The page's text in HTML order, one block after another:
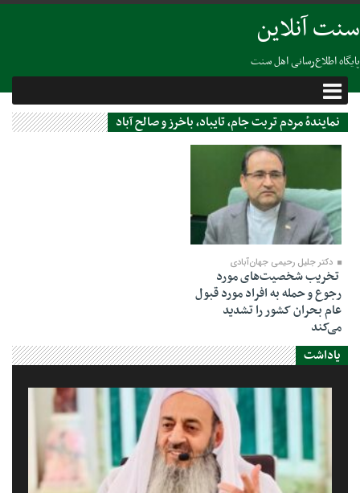
سنت آنلاین
پایگاه اطلاع‌رسانی اهل سنت
نمايندهٔ مردم تربت جام، تايباد، باخرز و صالح آباد
30 نوامبر 2022
دکتر جلیل رحیمی جها‌ن‌آبادی
تخریب شخصیت‌های مورد
رجوع و حمله به افراد مورد قبول
عام بحران کشور را تشدید
می‌کند
یاداشت